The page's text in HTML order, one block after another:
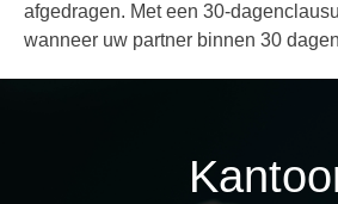
afgedragen. Met een 30-
wanneer uw partner binnen 30